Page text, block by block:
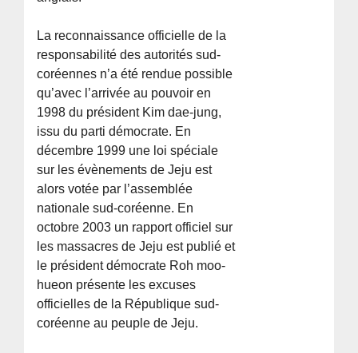
La reconnaissance officielle de la
responsabilité des autorités sud-
coréennes n’a été rendue possible
qu’avec l’arrivée au pouvoir en
1998 du président Kim dae-jung,
issu du parti démocrate. En
décembre 1999 une loi spéciale
sur les évènements de Jeju est
alors votée par l’assemblée
nationale sud-coréenne. En
octobre 2003 un rapport officiel sur
les massacres de Jeju est publié et
le président démocrate Roh moo-
hueon présente les excuses
officielles de la République sud-
coréenne au peuple de Jeju.